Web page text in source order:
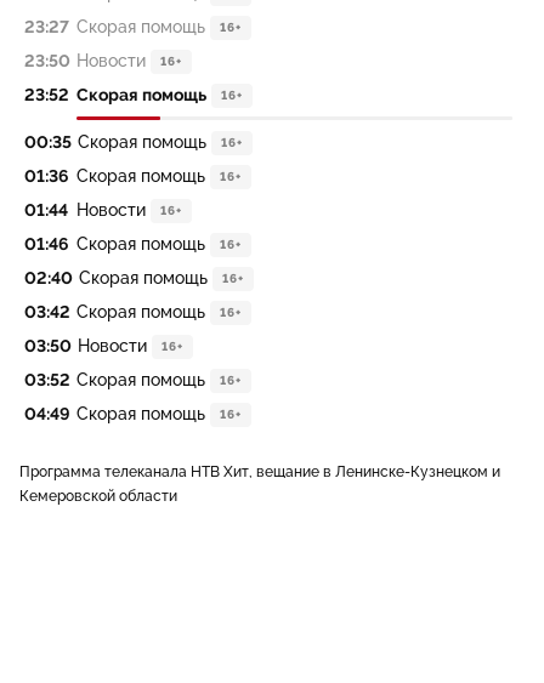
23:27 Скорая помощь 16+
23:50 Новости 16+
23:52 Скорая помощь 16+
00:35 Скорая помощь 16+
01:36 Скорая помощь 16+
01:44 Новости 16+
01:46 Скорая помощь 16+
02:40 Скорая помощь 16+
03:42 Скорая помощь 16+
03:50 Новости 16+
03:52 Скорая помощь 16+
04:49 Скорая помощь 16+
Программа телеканала НТВ Хит, вещание в Ленинске-Кузнецком и
Кемеровской области